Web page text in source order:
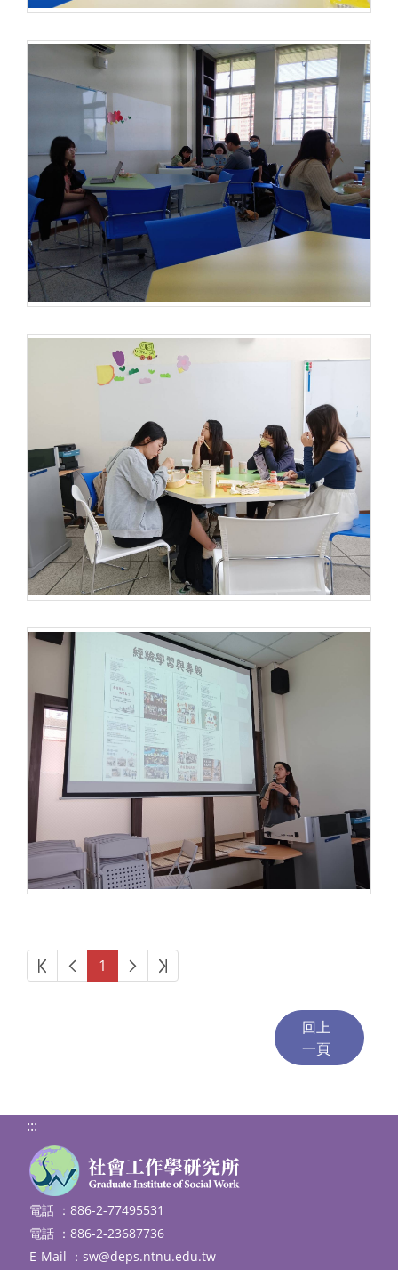
第一頁上一頁
1 下一頁最後頁
:::
電話 ：886-2-77495531
電話 ：886-2-23687736
E-Mail ： sw@deps.ntnu.edu.tw